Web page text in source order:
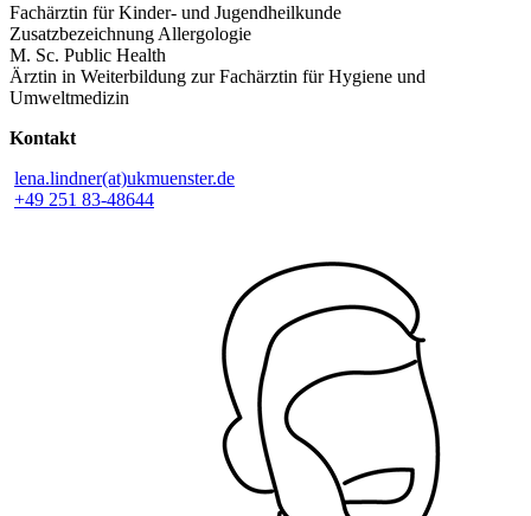
Fachärztin für Kinder- und Jugendheilkunde
Zusatzbezeichnung Allergologie
M. Sc. Public Health
Ärztin in Weiterbildung zur Fachärztin für Hygiene und
Umweltmedizin
Kontakt
lena.lindner(at)ukmuenster.de
+49 251 83-48644